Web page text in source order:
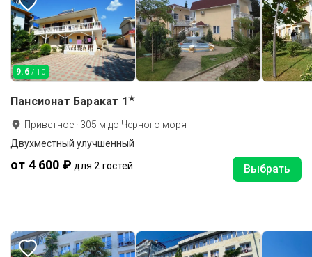
9.6 / 10
Пансионат Баракат 1★
Приветное · 305 м до Черного моря
Двухместный улучшенный
от 4 600 ₽ для 2 гостей Выбрать